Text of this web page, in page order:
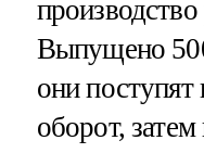
Выпущено
они поступят
оборот,